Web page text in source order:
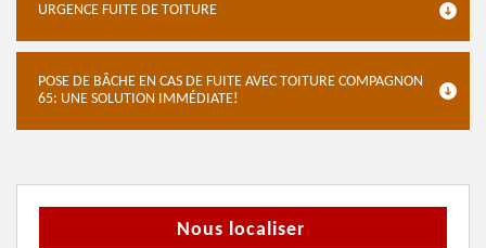
URGENCE FUITE DE TOITURE
POSE DE BÂCHE EN CAS DE FUITE AVEC TOITURE COMPAGNON
65: UNE SOLUTION IMMÉDIATE!
Nous localiser